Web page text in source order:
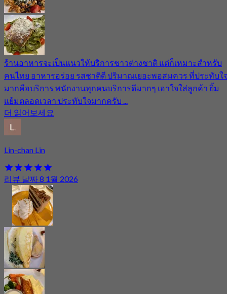
ร้านอาหารจะเป็นแนวให้บริการชาวต่างชาติ แต่ก็เหมาะสำหรับ
คนไทย อาหารอร่อย รสชาติดี ปริมาณเยอะพอสมควร ที่ประทับใ
มากคือบริการ พนักงานทุกคนบริการดีมากๆ เอาใจใส่ลูกค้า ยิ้ม
แย้มตลอดเวลา ประทับใจมากครับ ...
더 읽어보세요
Lin-chan Lin
리뷰 날짜 8 1월 2026